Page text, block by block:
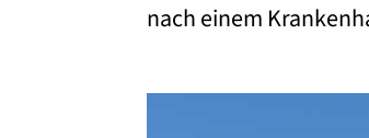
nach einem